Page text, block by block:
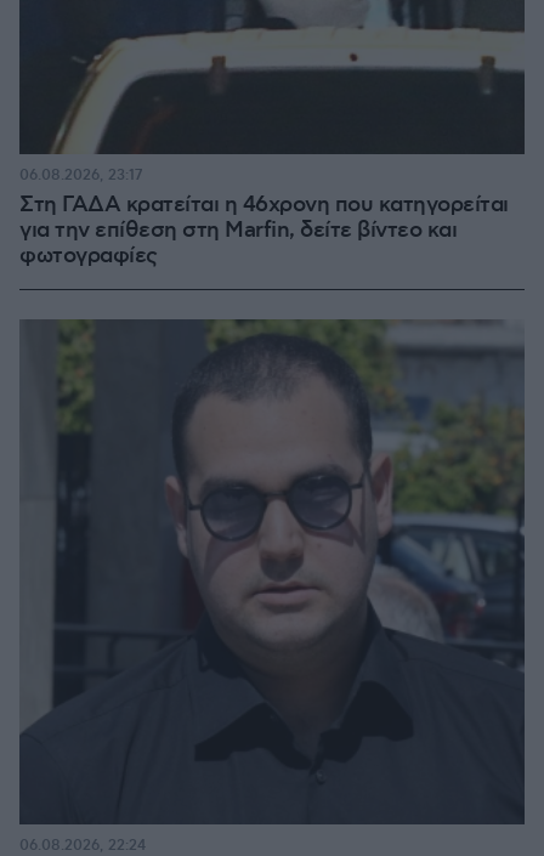
Στη ΓΑΔΑ κρατείται η 46χρονη που κατηγορείται
για την επίθεση στη Marfin, δείτε βίντεο και
φωτογραφίες
06.08.2026, 23:17
06.08.2026, 22:24